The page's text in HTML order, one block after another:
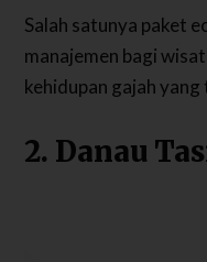
Salah satunya paket
manajemen bagi
kehidupan gajah
2. Danau